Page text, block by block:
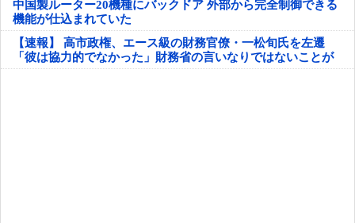
中国製ルーター20機種にバックドア 外部から完全制御できる
機能が仕込まれていた
【速報】 高市政権、エース級の財務官僚・一松旬氏を左遷
「彼は協力的でなかった」財務省の言いなりではないことが
判明